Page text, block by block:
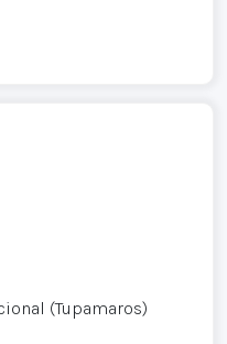
(Tupamaros)